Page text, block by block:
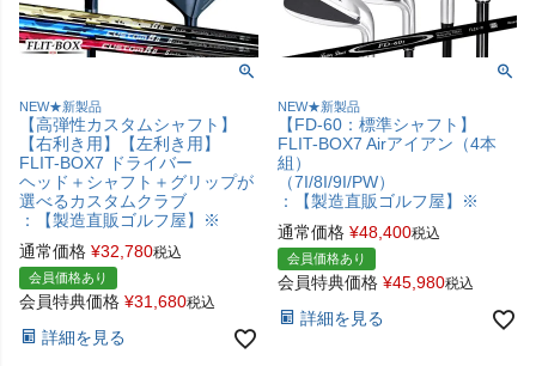
NEW★新製品
【高弾性カスタムシャフト】
【右利き用】【左利き用】
FLIT-BOX7 ドライバー
ヘッド＋シャフト＋グリップが
選べるカスタムクラブ
：【製造直販ゴルフ屋】※
通常価格 ¥32,780税込
会員価格あり
会員特典価格 ¥31,680税込
詳細を見る
NEW★新製品
【FD-60：標準シャフト】
FLIT-BOX7 Airアイアン（4本
組）
（7I/8I/9I/PW）
：【製造直販ゴルフ屋】※
通常価格 ¥48,400税込
会員価格あり
会員特典価格 ¥45,980税込
詳細を見る